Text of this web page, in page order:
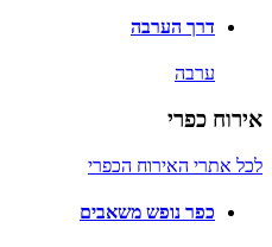
דרך הערבה
ערבה
אירוח כפרי
לכל אתרי האירוח הכפרי
כפר נופש משאבים